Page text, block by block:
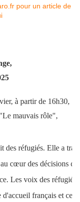
à partir de 16h30,
"Le mauvais rôle",
des réfugiés. Elle a
cœur des décisions
Les voix des réfugiés
français et ce